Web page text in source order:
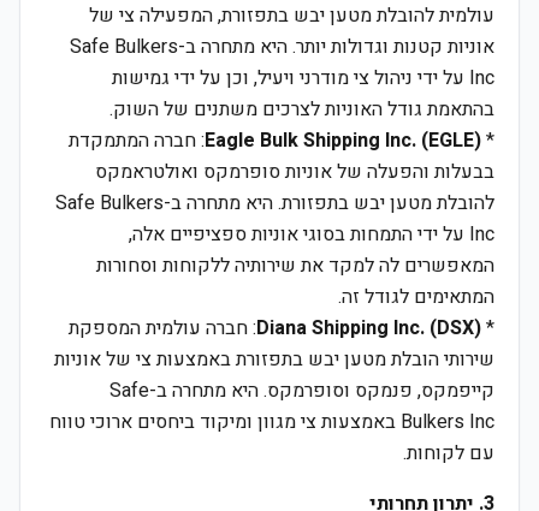
עולמית להובלת מטען יבש בתפזורת, המפעילה צי של
אוניות קטנות וגדולות יותר. היא מתחרה ב-Safe Bulkers
Inc על ידי ניהול צי מודרני ויעיל, וכן על ידי גמישות
בהתאמת גודל האוניות לצרכים משתנים של השוק.
*
Eagle Bulk Shipping Inc. (EGLE): חברה המתמקדת
בבעלות והפעלה של אוניות סופרמקס ואולטראמקס
להובלת מטען יבש בתפזורת. היא מתחרה ב-Safe Bulkers
Inc על ידי התמחות בסוגי אוניות ספציפיים אלה,
המאפשרים לה למקד את שירותיה ללקוחות וסחורות
המתאימים לגודל זה.
*
Diana Shipping Inc. (DSX): חברה עולמית המספקת
שירותי הובלת מטען יבש בתפזורת באמצעות צי של אוניות
קייפמקס, פנמקס וסופרמקס. היא מתחרה ב-Safe
Bulkers Inc באמצעות צי מגוון ומיקוד ביחסים ארוכי טווח
עם לקוחות.
3. יתרון תחרותי